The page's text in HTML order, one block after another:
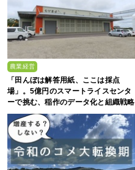
農業経営
「田んぼは解答用紙、ここは採点
場」。5億円のスマートライスセンタ
ーで挑む、稲作のデータ化と組織戦略